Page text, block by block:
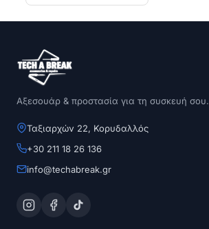
Αξεσουάρ & προστασία για τη συσκευή σου.
Ταξιαρχών 22, Κορυδαλλός
+30 211 18 26 136
info@techabreak.gr